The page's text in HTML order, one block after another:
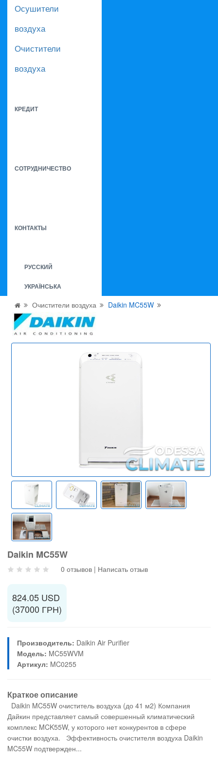
Осушители
воздуха
Очистители
воздуха
КРЕДИТ
СОТРУДНИЧЕСТВО
КОНТАКТЫ
РУССКИЙ
УКРАЇНСЬКА
Очистители воздуха Daikin MC55W
Daikin MC55W
0 отзывов | Написать отзыв
824.05 USD
(37000 ГРН)
Производитель: Daikin Air Purifier
Модель: MC55WVM
Артикул: MC0255
Краткое описание
Daikin MC55W очиститель воздуха (до 41 м2) Компания
Дайкин представляет самый совершенный климатический
комплекс MCK55W, у которого нет конкурентов в сфере
очистки воздуха. Эффективность очистителя воздуха Daikin
MC55W подтвержден...